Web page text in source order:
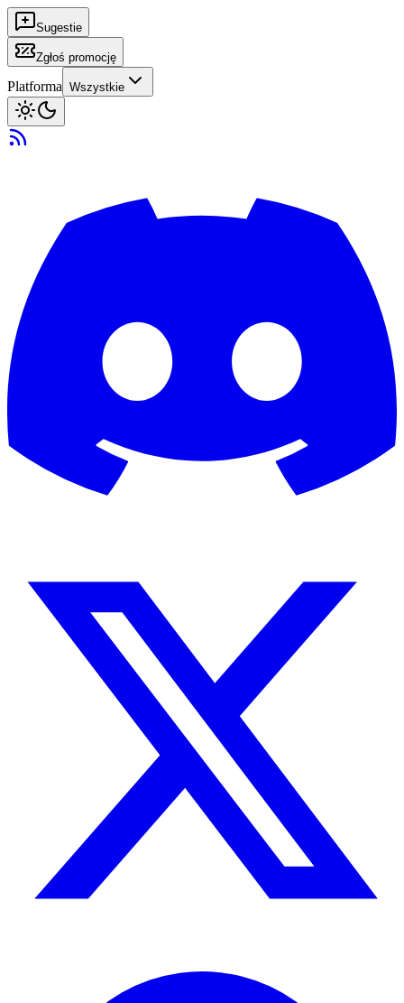
Sugestie
Zgłoś promocję
Platforma Wszystkie